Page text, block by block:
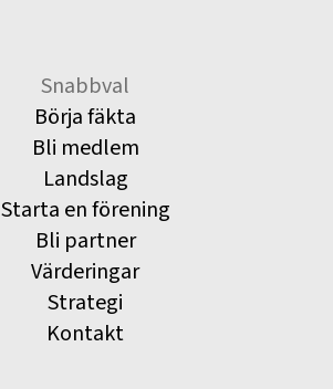
Snabbval
Börja fäkta
Bli medlem
Landslag
Starta en förening
Bli partner
Värderingar
Strategi
Kontakt